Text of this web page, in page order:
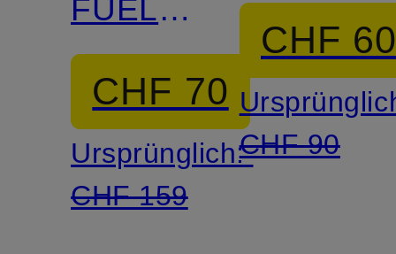
FUELCELL
REBEL
V5CHF 70
Ursprünglich:
CHF 159
CHF
CHF 90